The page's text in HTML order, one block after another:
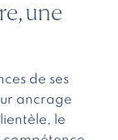
une
de ses
ancrage
le